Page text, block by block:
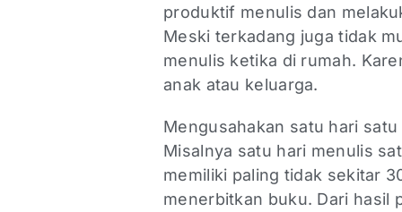
produktif menulis dan
Meski terkadang juga tidak
menulis ketika di rumah.
anak atau keluarga.
Mengusahakan satu hari
Misalnya satu hari menulis
memiliki paling tidak sekitar
menerbitkan buku. Dari hasil